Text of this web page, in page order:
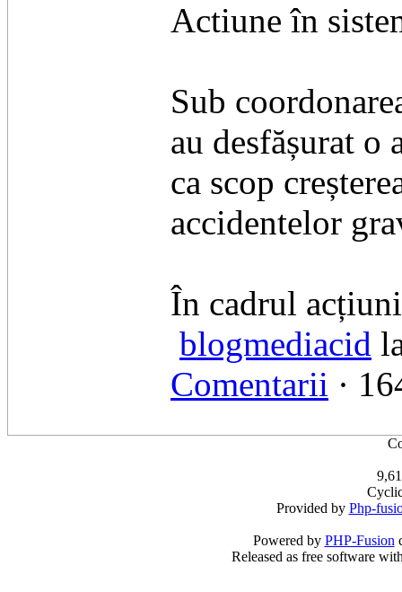
Actiune în
Sub
au desfășurat o
ca scop
accidentelor
În cadrul
blogmediacid
Comentarii ·
Provided by Php-
Powered by PHP-Fusion
Released as free software